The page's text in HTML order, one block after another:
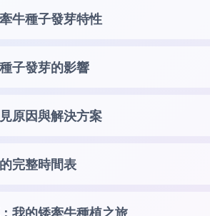
牛種子發芽特性
子發芽的影響
原因與解決方案
完整時間表
我的矮牽牛種植之旅